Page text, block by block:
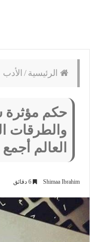
الرئيسية /
حكم مؤثرة
والطرقات
العالم أجمع
Shimaa Ibrahim